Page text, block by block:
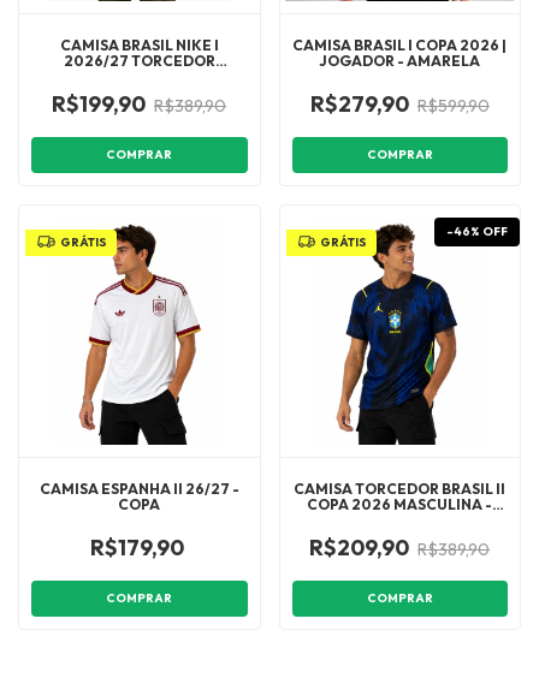
CAMISA BRASIL NIKE I
2026/27 TORCEDOR
R$199,90 R$389,90
COMPRAR
CAMISA BRASIL I COPA 2026 |
JOGADOR - AMARELA
R$279,90 R$599,90
COMPRAR
GRÁTIS
CAMISA ESPANHA II 26/27 -
COPA
R$179,90
COMPRAR
GRÁTIS
CAMISA TORCEDOR BRASIL II
COPA 2026 MASCULINA -
-46% OFF
R$209,90 R$389,90
COMPRAR